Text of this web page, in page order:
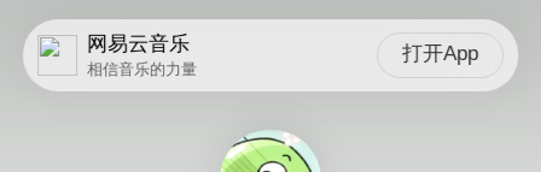
网易云音乐
相信音乐的力量
打开App